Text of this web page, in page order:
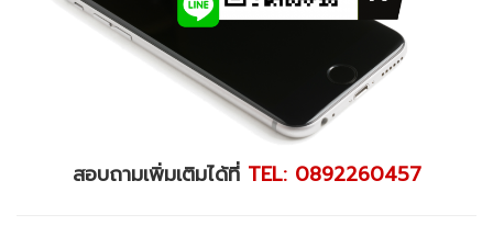
สอบถามเพิ่มเติมได้ที่ TEL: 0892260457